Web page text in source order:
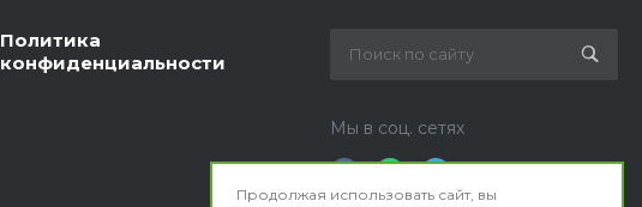
Политика
конфиденциальности
Мы в соц. сетях
Продолжая использовать сайт, вы